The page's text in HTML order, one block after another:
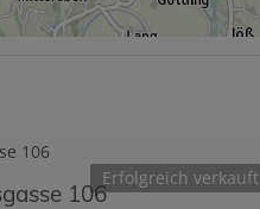
Erfolgreich verkauft
106